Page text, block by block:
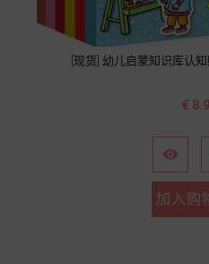
[现货] 幼儿启蒙知识库认
价
€

加入购